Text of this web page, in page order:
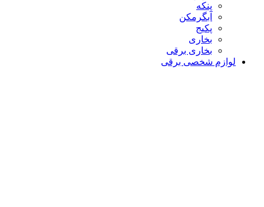
پنکه
آبگرمکن
پکیج
بخاری
بخاری برقی
لوازم شخصی برقی